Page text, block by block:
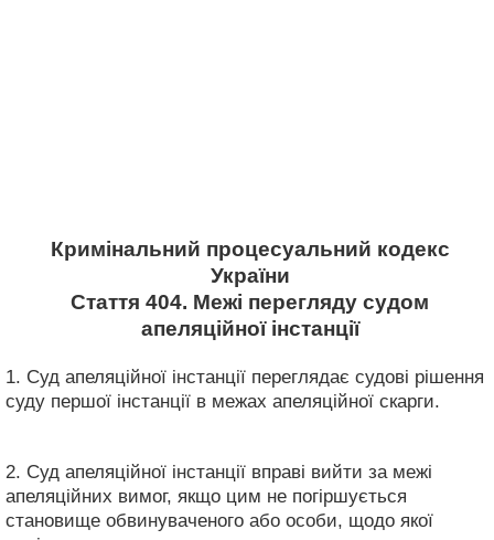
Кримінальний процесуальний кодекс
України
Стаття 404. Межі перегляду судом
апеляційної інстанції
1. Суд апеляційної інстанції переглядає судові рішення
суду першої інстанції в межах апеляційної скарги.
2. Суд апеляційної інстанції вправі вийти за межі
апеляційних вимог, якщо цим не погіршується
становище обвинуваченого або особи, щодо якої